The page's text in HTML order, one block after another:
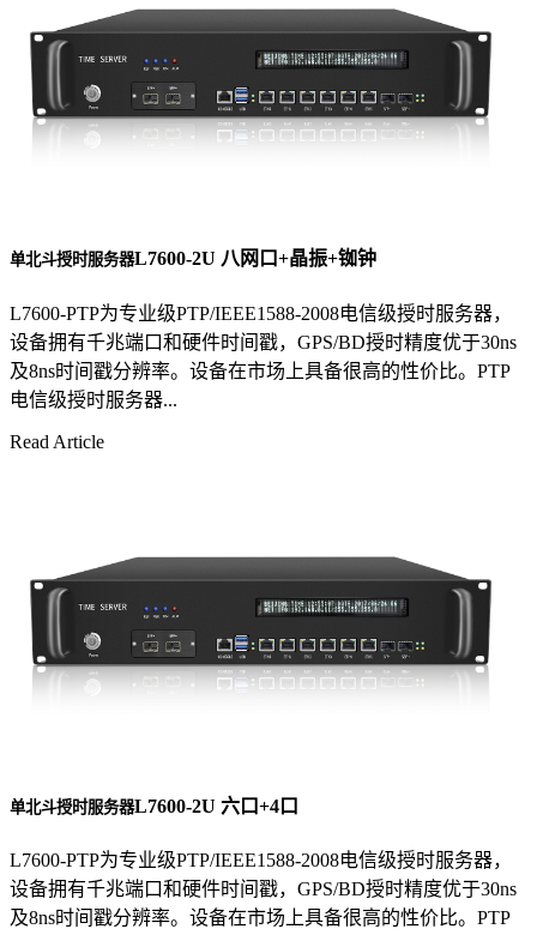
单北斗授时服务器L7600-2U 八网口+晶振+铷钟
L7600-PTP为专业级PTP/IEEE1588-2008电信级授时服务器，
设备拥有千兆端口和硬件时间戳，GPS/BD授时精度优于30ns
及8ns时间戳分辨率。设备在市场上具备很高的性价比。PTP
电信级授时服务器...
Read Article
单北斗授时服务器L7600-2U 六口+4口
L7600-PTP为专业级PTP/IEEE1588-2008电信级授时服务器，
设备拥有千兆端口和硬件时间戳，GPS/BD授时精度优于30ns
及8ns时间戳分辨率。设备在市场上具备很高的性价比。PTP